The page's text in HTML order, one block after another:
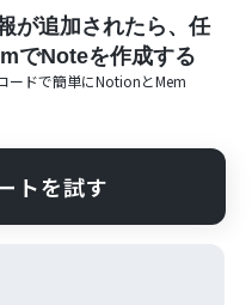
が追加されたら、任
でNoteを作成する
ードで簡単にNotionとMem
トを試す